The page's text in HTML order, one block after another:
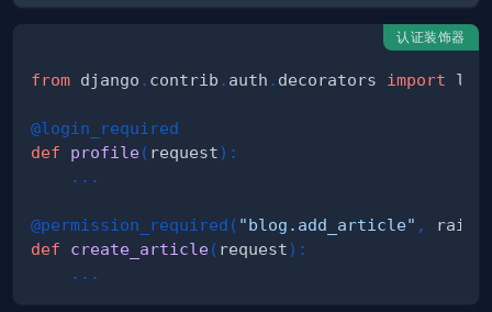
认证装饰器
from django . contrib . auth . decorators import
@login_required
def
profile( request) :
. . .
@permission_required ( "blog.add_article" ,
def
create_article( request) :
. . .